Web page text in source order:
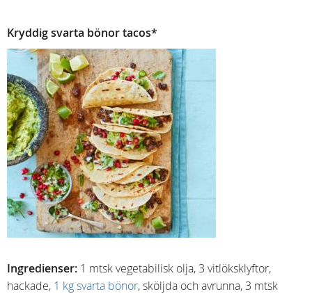
Kryddig svarta bönor tacos*
Ingredienser: 1 mtsk vegetabilisk olja, 3 vitlöksklyftor,
hackade, 1 kg svarta bönor, sköljda och avrunna, 3 mtsk